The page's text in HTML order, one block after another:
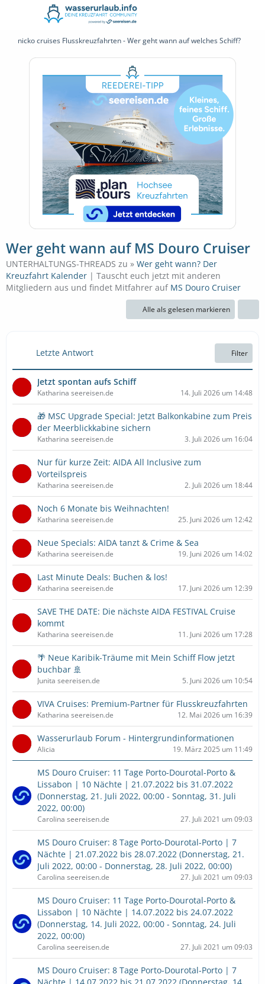
nicko cruises Flusskreuzfahrten - Wer geht wann auf welches Schiff?
Wer geht wann auf MS Douro Cruiser
UNTERHALTUNGS-THREADS zu » Wer geht wann? Der
Kreuzfahrt Kalender | Tauscht euch jetzt mit anderen
Mitgliedern aus und findet Mitfahrer auf MS Douro Cruiser
Alle als gelesen markieren
Letzte Antwort Filter
Jetzt spontan aufs Schiff
Katharina seereisen.de 14. Juli 2026 um 14:48
🎁 MSC Upgrade Special: Jetzt Balkonkabine zum Preis
der Meerblickkabine sichern
Katharina seereisen.de 3. Juli 2026 um 16:04
Nur für kurze Zeit: AIDA All Inclusive zum
Vorteilspreis
Katharina seereisen.de 2. Juli 2026 um 18:44
Noch 6 Monate bis Weihnachten!
Katharina seereisen.de 25. Juni 2026 um 12:42
Neue Specials: AIDA tanzt & Crime & Sea
Katharina seereisen.de 19. Juni 2026 um 14:02
Last Minute Deals: Buchen & los!
Katharina seereisen.de 17. Juni 2026 um 12:39
SAVE THE DATE: Die nächste AIDA FESTIVAL Cruise
kommt
Katharina seereisen.de 11. Juni 2026 um 17:28
🌴 Neue Karibik-Träume mit Mein Schiff Flow jetzt
buchbar 🚢
Junita seereisen.de 5. Juni 2026 um 10:54
VIVA Cruises: Premium-Partner für Flusskreuzfahrten
Katharina seereisen.de 12. Mai 2026 um 16:39
Wasserurlaub Forum - Hintergrundinformationen
Alicia 19. März 2025 um 11:49
MS Douro Cruiser: 11 Tage Porto-Dourotal-Porto &
Lissabon | 10 Nächte | 21.07.2022 bis 31.07.2022
(Donnerstag, 21. Juli 2022, 00:00 - Sonntag, 31. Juli
2022, 00:00)
Carolina seereisen.de 27. Juli 2021 um 09:03
MS Douro Cruiser: 8 Tage Porto-Dourotal-Porto | 7
Nächte | 21.07.2022 bis 28.07.2022 (Donnerstag, 21.
Juli 2022, 00:00 - Donnerstag, 28. Juli 2022, 00:00)
Carolina seereisen.de 27. Juli 2021 um 09:03
MS Douro Cruiser: 11 Tage Porto-Dourotal-Porto &
Lissabon | 10 Nächte | 14.07.2022 bis 24.07.2022
(Donnerstag, 14. Juli 2022, 00:00 - Sonntag, 24. Juli
2022, 00:00)
Carolina seereisen.de 27. Juli 2021 um 09:03
MS Douro Cruiser: 8 Tage Porto-Dourotal-Porto | 7